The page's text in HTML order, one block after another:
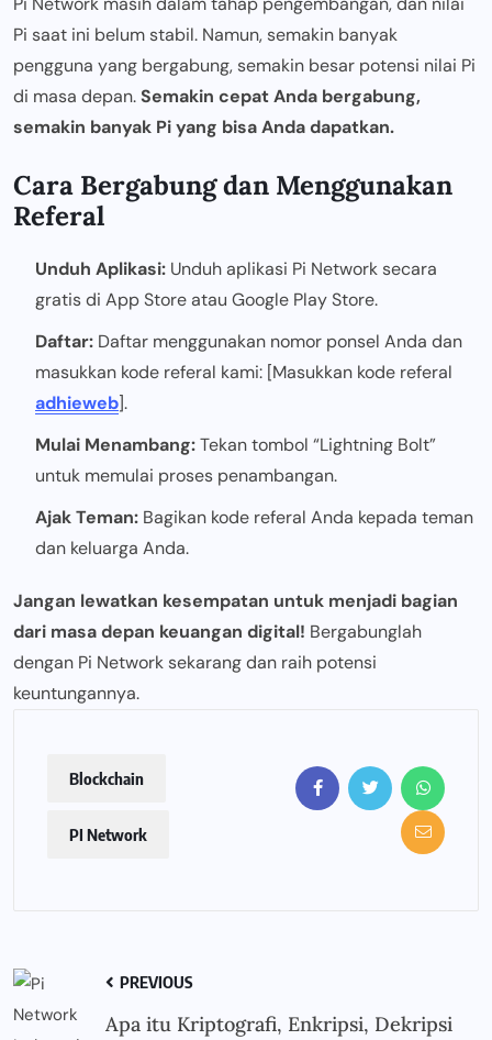
Pi saat ini belum stabil. Namun, semakin banyak
pengguna yang bergabung, semakin besar potensi nilai Pi
di masa depan.Semakin cepat Anda bergabung,
semakin banyak Pi yang bisa Anda dapatkan.
Cara Bergabung dan Menggunakan
Referal
Unduh Aplikasi: Unduh aplikasi Pi Network secara
gratis di App Store atau Google Play Store.
Daftar: Daftar menggunakan nomor ponsel Anda dan
masukkan kode referal kami: [Masukkan kode referal
adhieweb].
Mulai Menambang:Tekan tombol “Lightning Bolt”
untuk memulai proses penambangan.
Ajak Teman: Bagikan kode referal Anda kepada teman
dan keluarga Anda.
Jangan lewatkan kesempatan untuk menjadi bagian
dari masa depan keuangan digital! Bergabunglah
dengan Pi Network sekarang dan raih potensi
keuntungannya.
Blockchain
PI Network
PREVIOUS
Apa itu Kriptografi, Enkripsi, Dekripsi